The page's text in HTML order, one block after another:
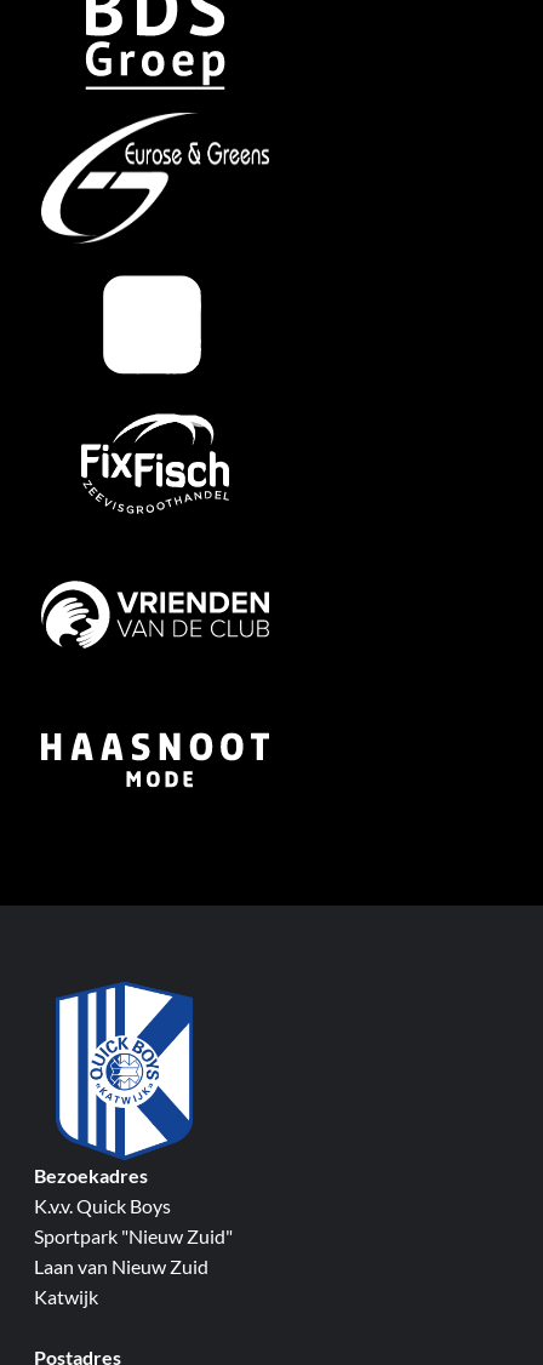
Bezoekadres
K.v.v. Quick Boys
Sportpark "Nieuw Zuid"
Laan van Nieuw Zuid
Katwijk
Postadres